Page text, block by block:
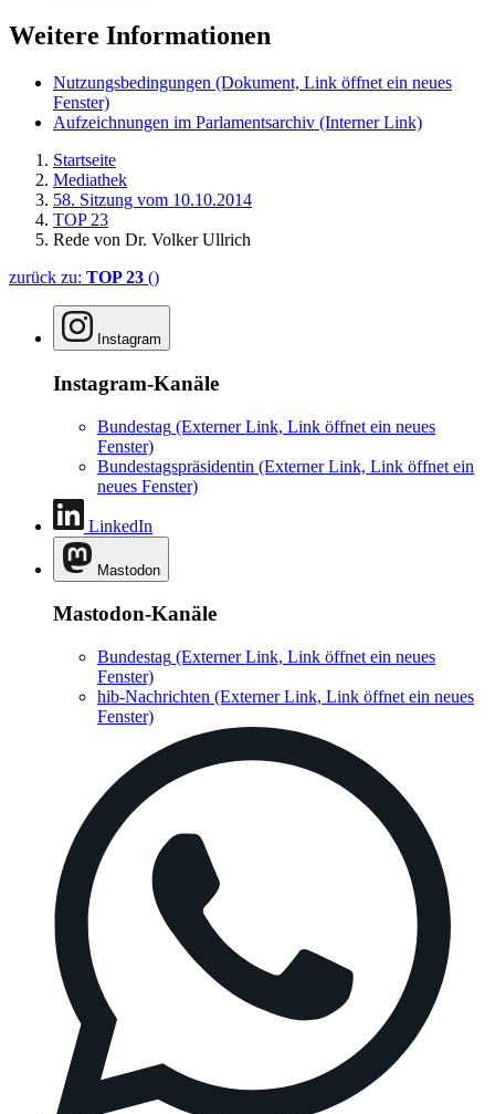
Weitere Informationen
Nutzungsbedingungen (Dokument, Link öffnet ein neues
Fenster)
Aufzeichnungen im Parlamentsarchiv (Interner Link)
Startseite
Mediathek
58. Sitzung vom 10.10.2014
TOP 23
Rede von Dr. Volker Ullrich
zurück zu: TOP 23 ()
Instagram
Instagram-Kanäle
Bundestag (Externer Link, Link öffnet ein neues
Fenster)
Bundestagspräsidentin (Externer Link, Link öffnet ein
neues Fenster)
LinkedIn
Mastodon
Mastodon-Kanäle
Bundestag (Externer Link, Link öffnet ein neues
Fenster)
hib-Nachrichten (Externer Link, Link öffnet ein neues
Fenster)